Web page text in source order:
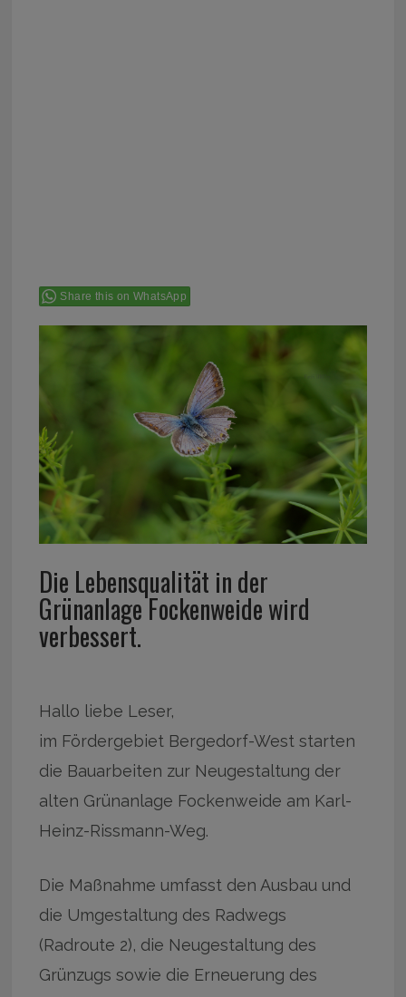
Share this on WhatsApp
Die Lebensqualität in der
Grünanlage Fockenweide wird
verbessert.
Hallo liebe Leser,
im Fördergebiet Bergedorf-West starten
die Bauarbeiten zur Neugestaltung der
alten Grünanlage Fockenweide am Karl-
Heinz-Rissmann-Weg.
Die Maßnahme umfasst den Ausbau und
die Umgestaltung des Radwegs
(Radroute 2), die Neugestaltung des
Grünzugs sowie die Erneuerung des